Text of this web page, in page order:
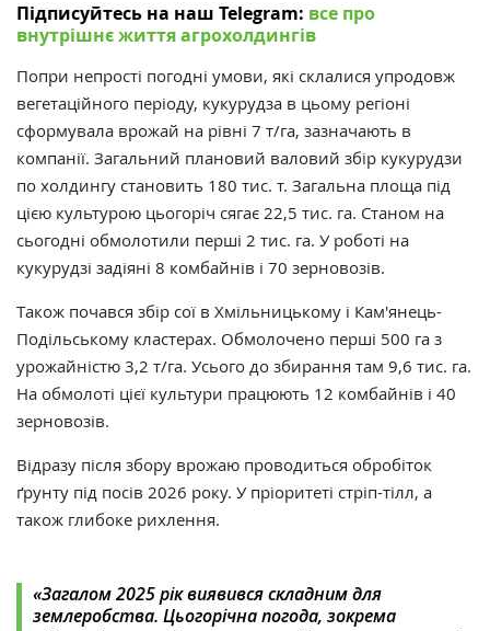
Підписуйтесь на наш Telegram: все про
внутрішнє життя агрохолдингів
Попри непрості погодні умови, які склалися упродовж
вегетаційного періоду, кукурудза в цьому регіоні
сформувала врожай на рівні 7 т/га, зазначають в
компанії. Загальний плановий валовий збір кукурудзи
по холдингу становить 180 тис. т. Загальна площа під
цією культурою цьогоріч сягає 22,5 тис. га. Станом на
сьогодні обмолотили перші 2 тис. га. У роботі на
кукурудзі задіяні 8 комбайнів і 70 зерновозів.
Також почався збір сої в Хмільницькому і Кам'янець-
Подільському кластерах. Обмолочено перші 500 га з
урожайністю 3,2 т/га. Усього до збирання там 9,6 тис. га.
На обмолоті цієї культури працюють 12 комбайнів і 40
зерновозів.
Відразу після збору врожаю проводиться обробіток
ґрунту під посів 2026 року. У пріоритеті стріп-тілл, а
також глибоке рихлення.
«Загалом 2025 рік виявився складним для
землеробства. Цьогорічна погода, зокрема